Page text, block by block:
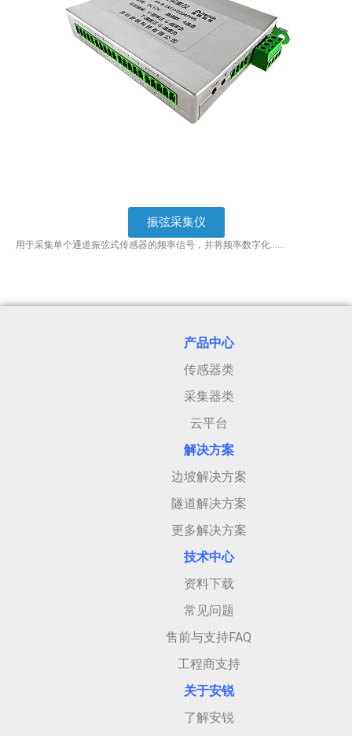
振弦采集仪
用于采集单个通道振弦式传感器的频率信号，并将频率数字化……
产品中心
传感器类
采集器类
云平台
解决方案
边坡解决方案
隧道解决方案
更多解决方案
技术中心
资料下载
常见问题
售前与支持FAQ
工程商支持
关于安锐
了解安锐